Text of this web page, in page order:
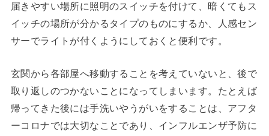
届きやすい場所に照明のスイッチを付けて、暗くてもス
イッチの場所が分かるタイプのものにするか、人感セン
サーでライトが付くようにしておくと便利です。
玄関から各部屋へ移動することを考えていないと、後で
取り返しのつかないことになってしまいます。たとえば
帰ってきた後には手洗いやうがいをすることは、アフタ
ーコロナでは大切なことであり、インフルエンザ予防に